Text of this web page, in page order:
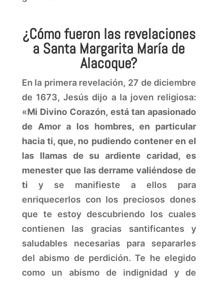
¿Cómo fueron las revelaciones
a Santa Margarita María de
Alacoque?
En la primera revelación, 27 de diciembre
de 1673, Jesús dijo a la joven religiosa:
«Mi Divino Corazón, está tan apasionado
de Amor a los hombres, en particular
hacia ti, que, no pudiendo contener en el
las llamas de su ardiente caridad, es
menester que las derrame valiéndose de
ti y se manifieste a ellos para
enriquecerlos con los preciosos dones
que te estoy descubriendo los cuales
contienen las gracias santificantes y
saludables necesarias para separarles
del abismo de perdición. Te he elegido
como un abismo de indignidad y de